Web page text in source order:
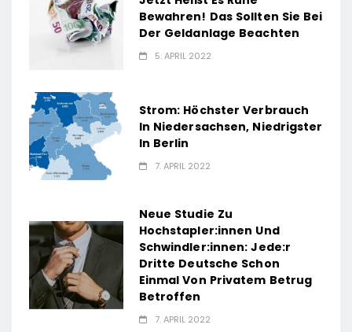
Bewahren! Das Sollten Sie Bei
Der Geldanlage Beachten
5. APRIL 2022
Strom: Höchster Verbrauch
In Niedersachsen, Niedrigster
In Berlin
7. APRIL 2022
Neue Studie Zu
Hochstapler:innen Und
Schwindler:innen: Jede:r
Dritte Deutsche Schon
Einmal Von Privatem Betrug
Betroffen
7. APRIL 2022